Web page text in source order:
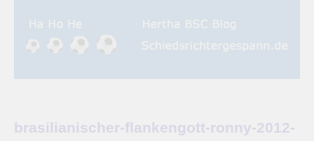
brasilianischer-flankengott-ronny-2012-